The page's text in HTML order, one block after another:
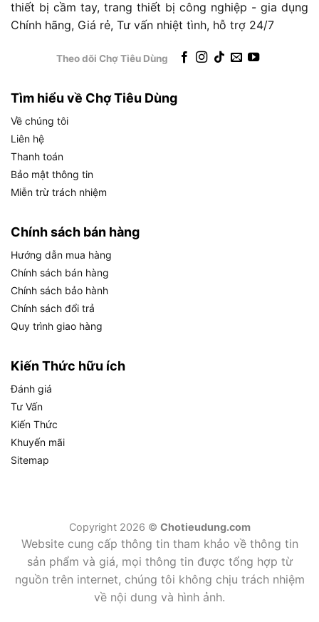
Kiểu khởi động
Bằng tay (giật nổ)
Kích thước (DxRxC)
415 x 360 x 415 mm
Trọng lượng khô
22 kg
Trong số các thông số trên, ba chỉ số quan trọng
nhất cần phân tích kỹ là lưu lượng tối đa 370
lít/phút, tổng cột áp 40m và cột áp hút tối đa 8m.
Lưu lượng 370 lít/phút tương đương 22.200 lít/giờ
hay khoảng 22,2 mét khối/giờ, đây là mức năng
suất phù hợp để tưới tiêu cho diện tích ruộng từ
0,5 đến 1 hecta trong một lần bơm. Cột áp 40m
hoặc bơm nước theo chiều ngang tương đương
khoảng 400m tùy điều kiện đường ống. Cột áp
hút 8m cho phép máy đặt cách mặt nước tối đa
8m theo chiều thẳng đứng.
Động cơ GX120T3 trên WH15XT2-A có thông số
như thế nào?
Động cơ GX120T3 trên WH15XT2-A là động cơ 4
thì, 1 xi lanh , dung tích 122cc, xupap treo, xi lanh
nghiêng 25°, được Honda thiết kế riêng cho các
ứng dụng thiết bị ngoại nghiệp đòi hỏi độ bền cao
trong môi trường khắc nghiệt. Đây là một trong
những dòng động cơ xăng được ứng dụng rộng
rãi nhất trong phân khúc thiết bị ngoài trời của
thiết bị cầm tay, trang thiết bị công nghiệp - gia dụng
Chính hãng, Giá rẻ, Tư vấn nhiệt tình, hỗ trợ 24/7
Theo dõi Chợ Tiêu Dùng
Tìm hiểu về Chợ Tiêu Dùng
Về chúng tôi
Liên hệ
Thanh toán
Bảo mật thông tin
Miễn trừ trách nhiệm
Chính sách bán hàng
Hướng dẫn mua hàng
Chính sách bán hàng
Chính sách bảo hành
Chính sách đổi trả
Quy trình giao hàng
Kiến Thức hữu ích
Đánh giá
Tư Vấn
Kiến Thức
Khuyến mãi
Sitemap
Copyright 2026 © Chotieudung.com
Website cung cấp thông tin tham khảo về thông tin
sản phẩm và giá, mọi thông tin được tổng hợp từ
nguồn trên internet, chúng tôi không chịu trách nhiệm
về nội dung và hình ảnh.